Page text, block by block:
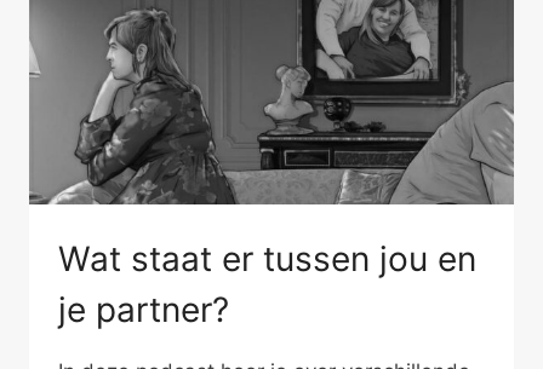
Wat staat er tussen jou en
je partner?